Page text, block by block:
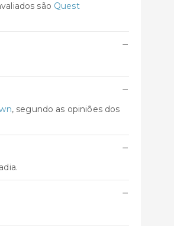
são Quest
−
−
, segundo as opiniões dos
−
−